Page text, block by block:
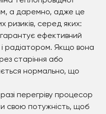
а даремно, адже це
ризиків, серед яких:
ефективний
радіатором. Якщо вона
старіння або
нормально, що
перегріву процесор
свою потужність, щоб